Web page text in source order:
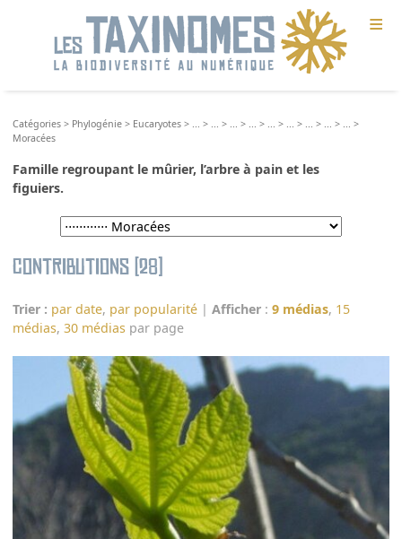
≡
Catégories > Phylogénie > Eucaryotes > > > > > > > > >
>
Moracées
Famille regroupant le mûrier, l’arbre à pain et les
figuiers.
Contributions (28)
Trier : par date, par popularité |Afficher :9 médias, 15
médias,30 médias par page